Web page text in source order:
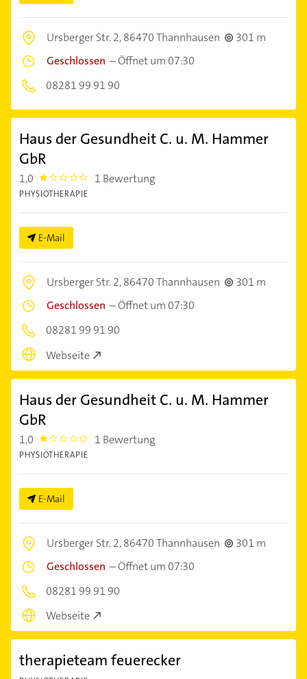
Ursberger Str. 2,86470 Thannhausen
301 m
Geschlossen –Öffnet um 07:30
08281 99 91 90
Haus der Gesundheit C. u. M. Hammer
GbR
1,0 1.0 1 Bewertung
PHYSIOTHERAPIE
E-Mail
Ursberger Str. 2,86470 Thannhausen
301 m
Geschlossen –Öffnet um 07:30
08281 99 91 90
Webseite
Haus der Gesundheit C. u. M. Hammer
GbR
1,0 1.0 1 Bewertung
PHYSIOTHERAPIE
E-Mail
Ursberger Str. 2,86470 Thannhausen
301 m
Geschlossen –Öffnet um 07:30
08281 99 91 90
Webseite
therapieteam feuerecker